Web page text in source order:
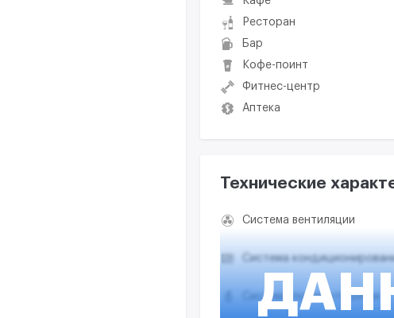
Ресторан
Бар
Кофе-поинт
Фитнес-центр
Аптека
Технические
Система вентиляции
Система
Система пожаротушения